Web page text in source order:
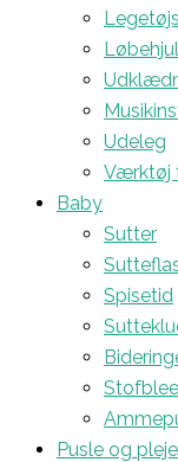
Udeleg
Værktøj
Baby
Sutter
Spisetid
Pusle og pleje